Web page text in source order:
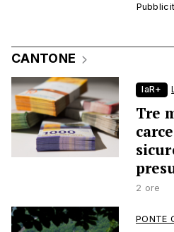
CANTONE
laR+
Tre
2 ore
PONTE